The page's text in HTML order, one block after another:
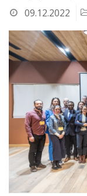
09.12.2022